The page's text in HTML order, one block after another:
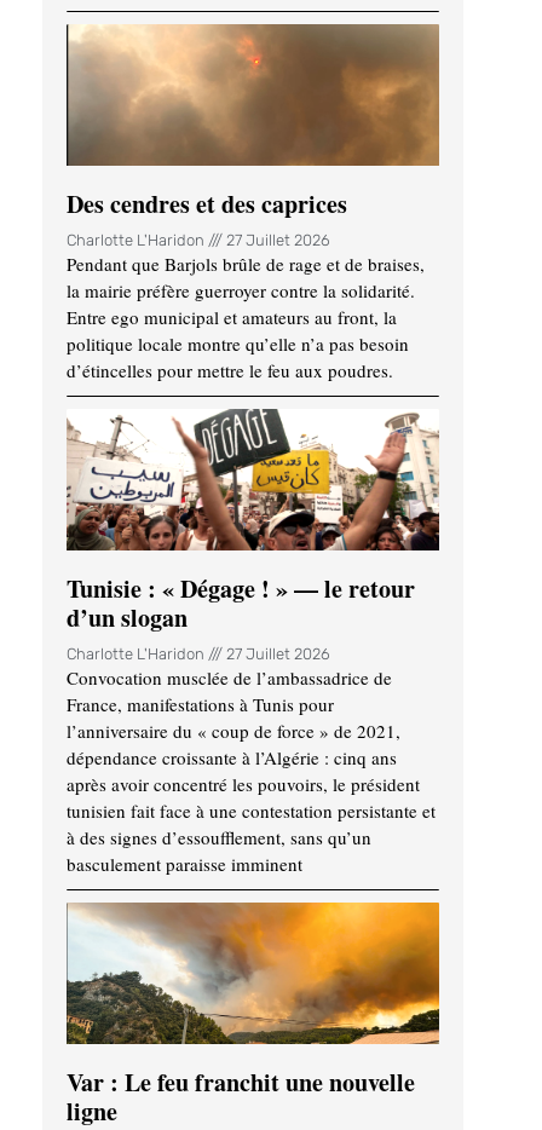
Des cendres et des caprices
Charlotte L'Haridon 27 Juillet 2026
Pendant que Barjols brûle de rage et de braises,
la mairie préfère guerroyer contre la solidarité.
Entre ego municipal et amateurs au front, la
politique locale montre qu’elle n’a pas besoin
d’étincelles pour mettre le feu aux poudres.
Tunisie : « Dégage ! » — le retour
d’un slogan
Charlotte L'Haridon 27 Juillet 2026
Convocation musclée de l’ambassadrice de
France, manifestations à Tunis pour
l’anniversaire du « coup de force » de 2021,
dépendance croissante à l’Algérie : cinq ans
après avoir concentré les pouvoirs, le président
tunisien fait face à une contestation persistante et
à des signes d’essoufflement, sans qu’un
basculement paraisse imminent
Var : Le feu franchit une nouvelle
ligne